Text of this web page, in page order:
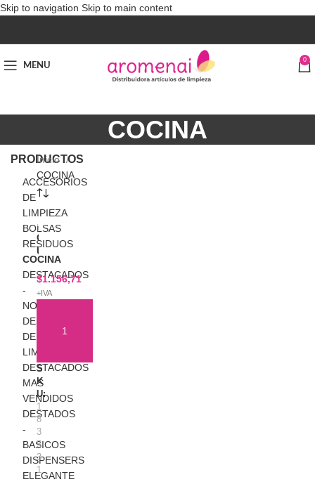
Skip to navigation Skip to main content
MENU
0
COCINA
PRODUCTOS
ACCESORIOS
DE
LIMPIEZA
BOLSAS
RESIDUOS
COCINA
DESTACADOS
-
NOVEDADES
DESTACADOS
DE
LIMPIEZA
DESTACADOS
MAS
VENDIDOS
DESTADOS
-
BASICOS
DISPENSERS
ELEGANTE
Inicio
COCINA
C
U
B
E
T
E
A
K
E
P
A
C
K
X
2
U
$1.156,71
+IVA
S
K
U:
1
8
3
5
3
1